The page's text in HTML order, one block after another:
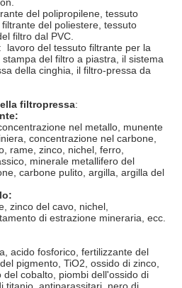
del polipropilene, tessuto
del poliestere, tessuto
filtro dal PVC.
lavoro del tessuto filtrante per la
del filtro a piastra, il sistema
della cinghia, il filtro-pressa da
filtropressa:
nel metallo, munente
concentrazione nel carbone,
rame, zinco, nichel, ferro,
minerale metallifero del
carbone pulito, argilla, argilla del
zinco del cavo, nichel,
di estrazione mineraria, ecc.
acido fosforico, fertilizzante del
pigmento, TiO2, ossido di zinco,
cobalto, piombi dell'ossido di